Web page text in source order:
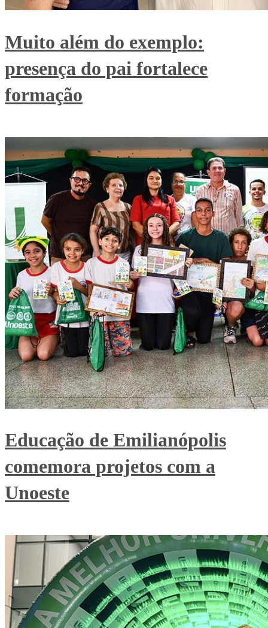
Muito além do exemplo:
presença do pai fortalece
formação
Educação de Emilianópolis
comemora projetos com a
Unoeste